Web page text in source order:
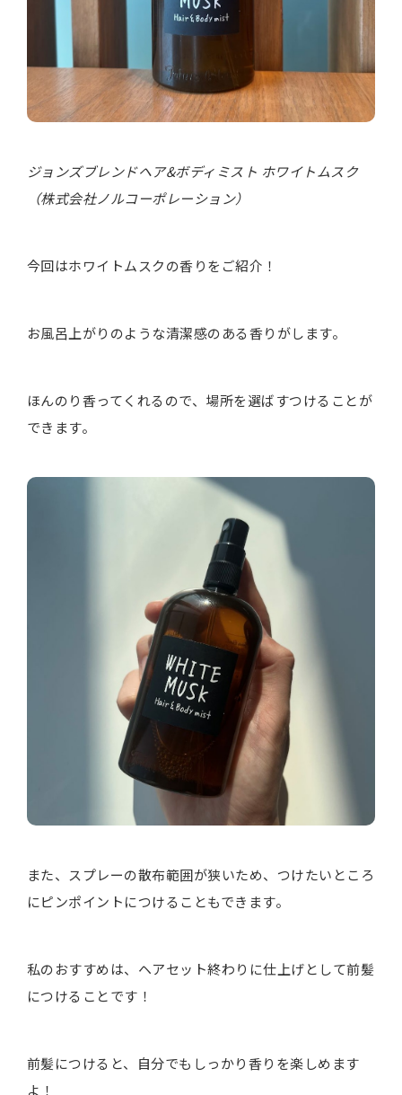
ジョンズブレンドヘア&ボディミスト ホワイトムスク
（株式会社ノルコーポレーション）
今回はホワイトムスクの香りをご紹介！
お風呂上がりのような清潔感のある香りがします。
ほんのり香ってくれるので、場所を選ばすつけることが
できます。
また、スプレーの散布範囲が狭いため、つけたいところ
にピンポイントにつけることもできます。
私のおすすめは、ヘアセット終わりに仕上げとして前髪
につけることです！
前髪につけると、自分でもしっかり香りを楽しめます
よ！